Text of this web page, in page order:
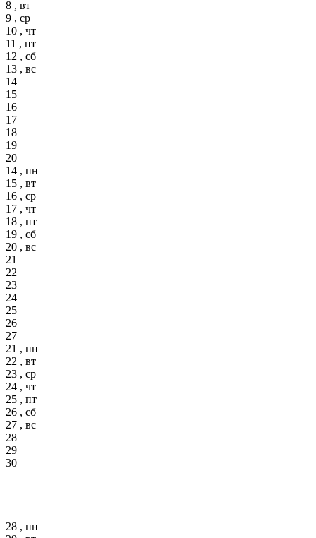
8 , вт
9 , ср
10 , чт
11 , пт
12 , сб
13 , вс
14
15
16
17
18
19
20
14 , пн
15 , вт
16 , ср
17 , чт
18 , пт
19 , сб
20 , вс
21
22
23
24
25
26
27
21 , пн
22 , вт
23 , ср
24 , чт
25 , пт
26 , сб
27 , вс
28
29
30
28 , пн